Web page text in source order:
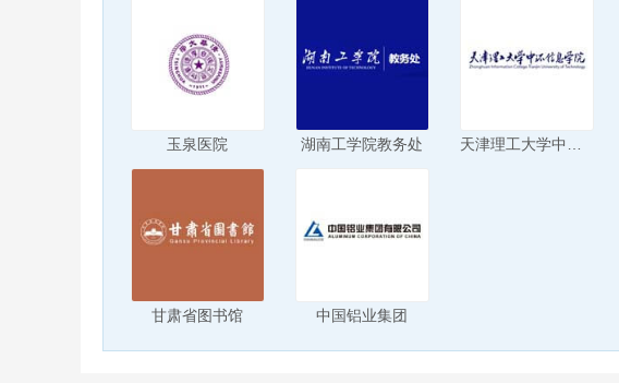
玉泉医院 湖南工学院教务处
甘肃省图书馆 中国铝业集团